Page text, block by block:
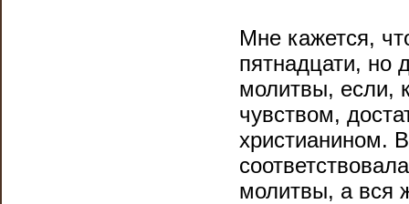
Мне кажется,
пятнадцати, но
молитвы, если,
чувством,
христианином.
молитвы, а вся